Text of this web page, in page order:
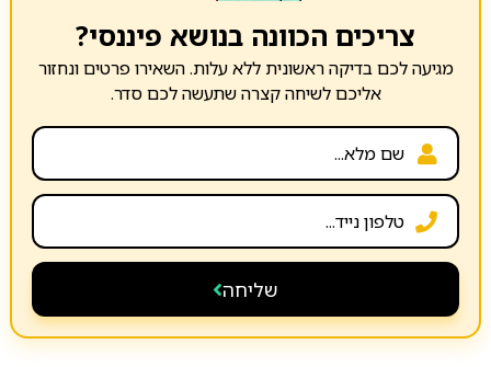
צריכים הכוונה בנושא פיננסי?
מגיעה לכם בדיקה ראשונית ללא עלות. השאירו פרטים ונחזור
אליכם לשיחה קצרה שתעשה לכם סדר.
שליחה